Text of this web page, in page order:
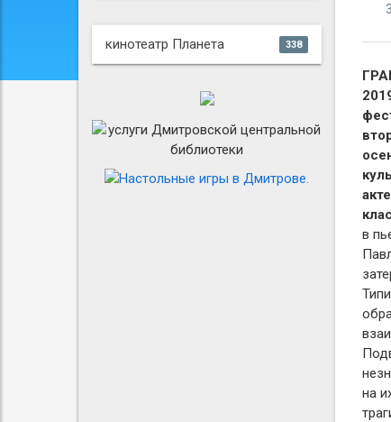
кинотеатр Планета 338
в
на